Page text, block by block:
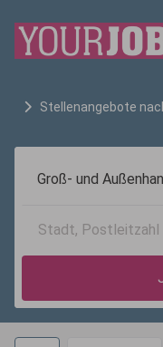
Stellenangebote